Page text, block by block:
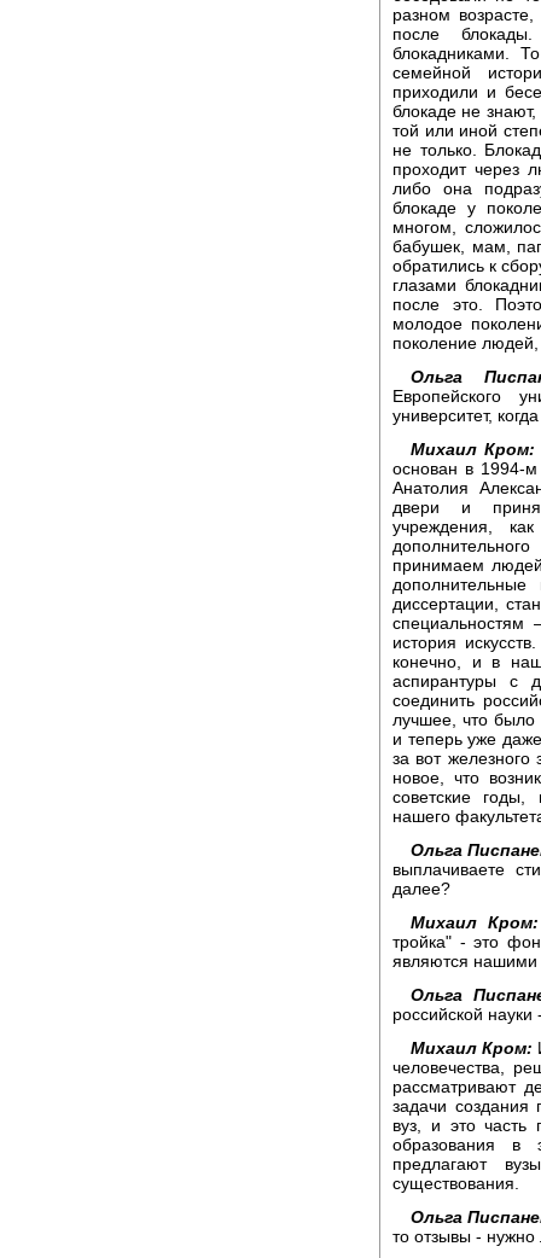
разном
после
блокадниками.
семейной
приходили и
блокаде не
той или иной
не только.
проходит через
либо она
блокаде у
многом,
бабушек, мам,
обратились к
глазами
после это.
молодое
поколение людей,
Ольга
Европейского
университет,
Михаил Кром:
основан в 1994-м
Анатолия
двери и
учреждения,
принимаем
диссертации,
специальностям
история
конечно, и в
аспирантуры с
соединить
лучшее, что было
и теперь уже
за вот железного
новое, что
советские годы,
нашего
Ольга
выплачиваете
далее?
Михаил Кром:
тройка" - это
являются нашими
Ольга
российской
Михаил Кром:
человечества,
рассматривают
задачи создания
вуз, и это часть
образования в
предлагают
существования.
Ольга
то отзывы - нужно